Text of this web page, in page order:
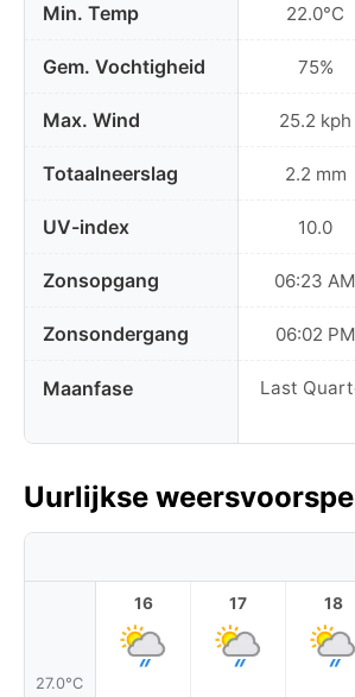
Min. Temp
Gem. Vochtigheid
Max. Wind
Totaalneerslag
UV-index
Zonsopgang
Zonsondergang
Maanfase
22.0°C
75%
25.2 kph
2.2 mm
10.0
06:23 AM
06:02 PM
Last
Uurlijkse
27.0°C
16 17 18